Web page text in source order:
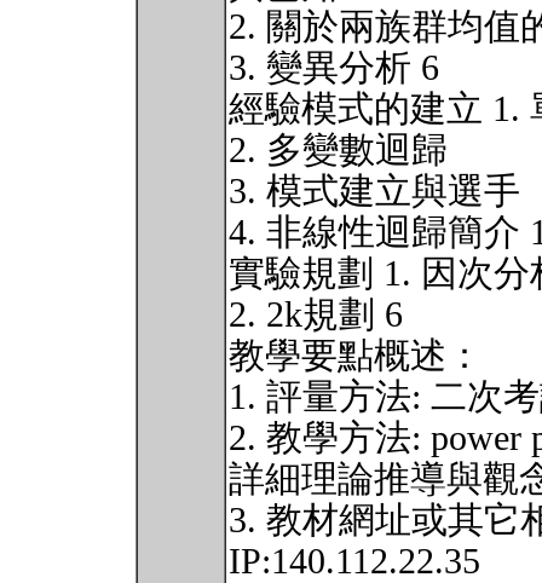
2. 關於兩族群均值
3. 變異分析 6
經驗模式的建立 1.
2. 多變數迴歸
3. 模式建立與選手
4. 非線性迴歸簡介
實驗規劃 1. 因次分
2. 2k規劃 6
教學要點概述：
1. 評量方法: 二次
2. 教學方法: power
詳細理論推導與觀
3. 教材網址或其它
IP:140.112.22.35